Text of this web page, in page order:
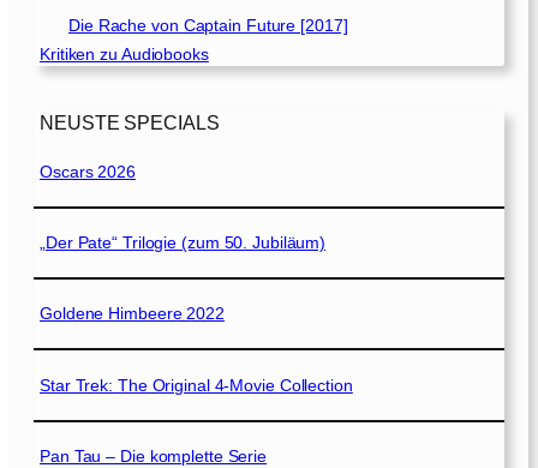
Die Rache von Captain Future [2017]
Kritiken zu Audiobooks
NEUSTE SPECIALS
Oscars 2026
„Der Pate“ Trilogie (zum 50. Jubiläum)
Goldene Himbeere 2022
Star Trek: The Original 4-Movie Collection
Pan Tau – Die komplette Serie